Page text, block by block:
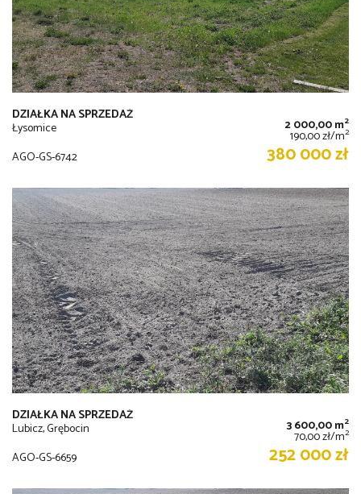
DZIAŁKA NA SPRZEDAŻ
Łysomice 2 000,00 m2
190,00 zł/m2
AGO-GS-6742 380 000 zł
DZIAŁKA NA SPRZEDAŻ
Lubicz, Grębocin 3 600,00 m2
70,00 zł/m2
AGO-GS-6659 252 000 zł